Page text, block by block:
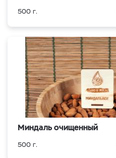
500 г.
Миндаль очищенный
500 г.